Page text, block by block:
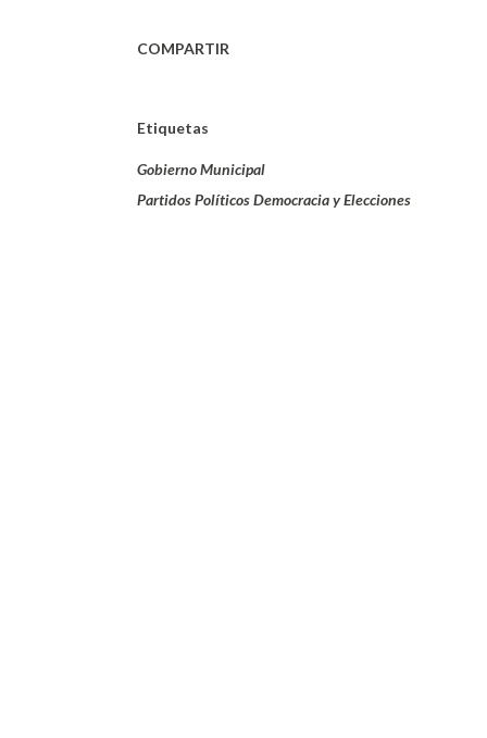
COMPARTIR
Etiquetas
Gobierno Municipal
Partidos Políticos Democracia y Elecciones